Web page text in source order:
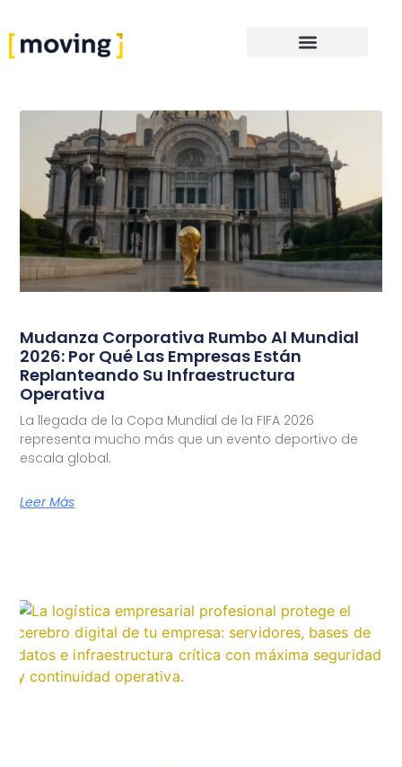
Mudanza Corporativa Rumbo Al Mundial
2026: Por Qué Las Empresas Están
Replanteando Su Infraestructura
Operativa
La llegada de la Copa Mundial de la FIFA 2026
representa mucho más que un evento deportivo de
escala global.
Leer Más